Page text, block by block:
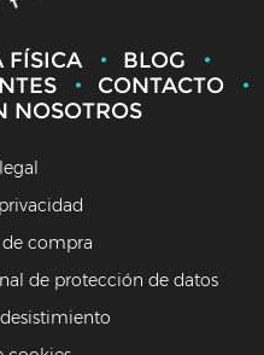
FÍSICA
BLOG
CONTACTO
NOSOTROS
compra
de protección de datos